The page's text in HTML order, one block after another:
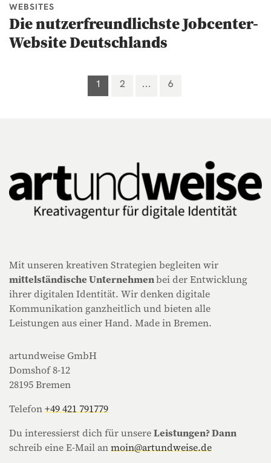
WEBSITES
Die nutzerfreundlichste Jobcenter-
Website Deutschlands
1 2 6
Mit unseren kreativen Strategien begleiten wir
mittelständische Unternehmenbei der Entwicklung
ihrer digitalen Identität. Wir denken digitale
Kommunikation ganzheitlich und bieten alle
Leistungen aus einer Hand. Made in Bremen.
artundweise GmbH
Domshof 8-12
28195 Bremen
Telefon+49 421 791779
Du interessierst dich für unsereLeistungen? Dann
schreib eine E-Mail anmoin@artundweise.de